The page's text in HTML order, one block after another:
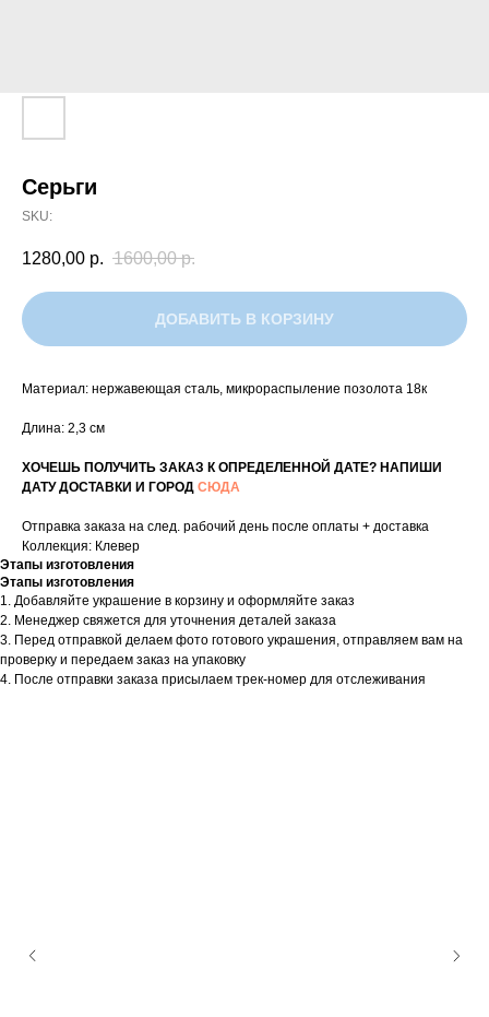
Серьги
SKU:
1280,00 р. 1600,00 р.
ДОБАВИТЬ В КОРЗИНУ
Материал: нержавеющая сталь, микрораспыление позолота 18к
Длина: 2,3 см
ХОЧЕШЬ ПОЛУЧИТЬ ЗАКАЗ К ОПРЕДЕЛЕННОЙ ДАТЕ? НАПИШИ
ДАТУ ДОСТАВКИ И ГОРОД СЮДА
Отправка заказа на след. рабочий день после оплаты + доставка
Коллекция: Клевер
Этапы изготовления
Этапы изготовления
1. Добавляйте украшение в корзину и оформляйте заказ
2. Менеджер свяжется для уточнения деталей заказа
3. Перед отправкой делаем фото готового украшения, отправляем вам на
проверку и передаем заказ на упаковку
4. После отправки заказа присылаем трек-номер для отслеживания